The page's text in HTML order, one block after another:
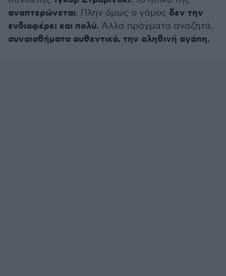
αναπτερώνεται. Πλην όμως ο γάμος δεν την
ενδιαφέρει και πολύ. Άλλα πράγματα αναζητά,
συναισθήματα αυθεντικά, την αληθινή αγάπη.